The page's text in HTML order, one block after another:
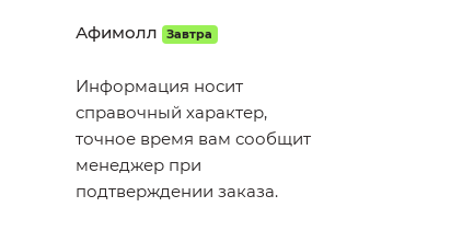
Афимолл Завтра
Информация носит
справочный характер,
точное время вам сообщит
менеджер при
подтверждении заказа.